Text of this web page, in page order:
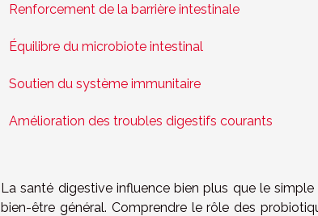
Renforcement de la barrière intestinale
Équilibre du microbiote intestinal
Soutien du système immunitaire
Amélioration des troubles digestifs courants
La santé digestive influence bien plus que le
bien-être général. Comprendre le rôle des